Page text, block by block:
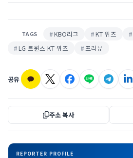
TAGS KBO리그 KT 위즈
LG 트윈스 KT 위즈
프리뷰
공유
주소 복사
REPORTER PROFILE